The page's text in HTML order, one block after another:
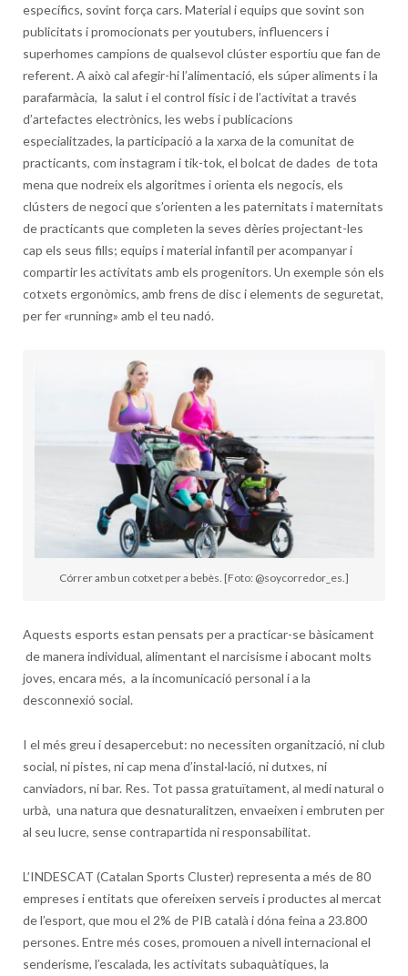
específics, sovint força cars. Material i equips que sovint son
publicitats i promocionats per youtubers, influencers i
superhomes campions de qualsevol clúster esportiu que fan de
referent. A això cal afegir-hi l’alimentació, els súper aliments i la
parafarmàcia, la salut i el control físic i de l’activitat a través
d’artefactes electrònics, les webs i publicacions
especialitzades, la participació a la xarxa de la comunitat de
practicants, com instagram i tik-tok, el bolcat de dades de tota
mena que nodreix els algoritmes i orienta els negocis, els
clústers de negoci que s’orienten a les paternitats i maternitats
de practicants que completen la seves dèries projectant-les
cap els seus fills; equips i material infantil per acompanyar i
compartir les activitats amb els progenitors. Un exemple són els
cotxets ergonòmics, amb frens de disc i elements de seguretat,
per fer «running» amb el teu nadó.
Córrer amb un cotxet per a bebès. [Foto: @soycorredor_es.]
Aquests esports estan pensats per a practicar-se bàsicament
de manera individual, alimentant el narcisisme i abocant molts
joves, encara més, a la incomunicació personal i a la
desconnexió social.
I el més greu i desapercebut: no necessiten organització, ni club
social, ni pistes, ni cap mena d’instal·lació, ni dutxes, ni
canviadors, ni bar. Res. Tot passa gratuïtament, al medi natural o
urbà, una natura que desnaturalitzen, envaeixen i embruten per
al seu lucre, sense contrapartida ni responsabilitat.
L’INDESCAT (Catalan Sports Cluster) representa a més de 80
empreses i entitats que ofereixen serveis i productes al mercat
de l’esport, que mou el 2% de PIB català i dóna feina a 23.800
persones. Entre més coses, promouen a nivell internacional el
senderisme, l’escalada, les activitats subaquàtiques, la